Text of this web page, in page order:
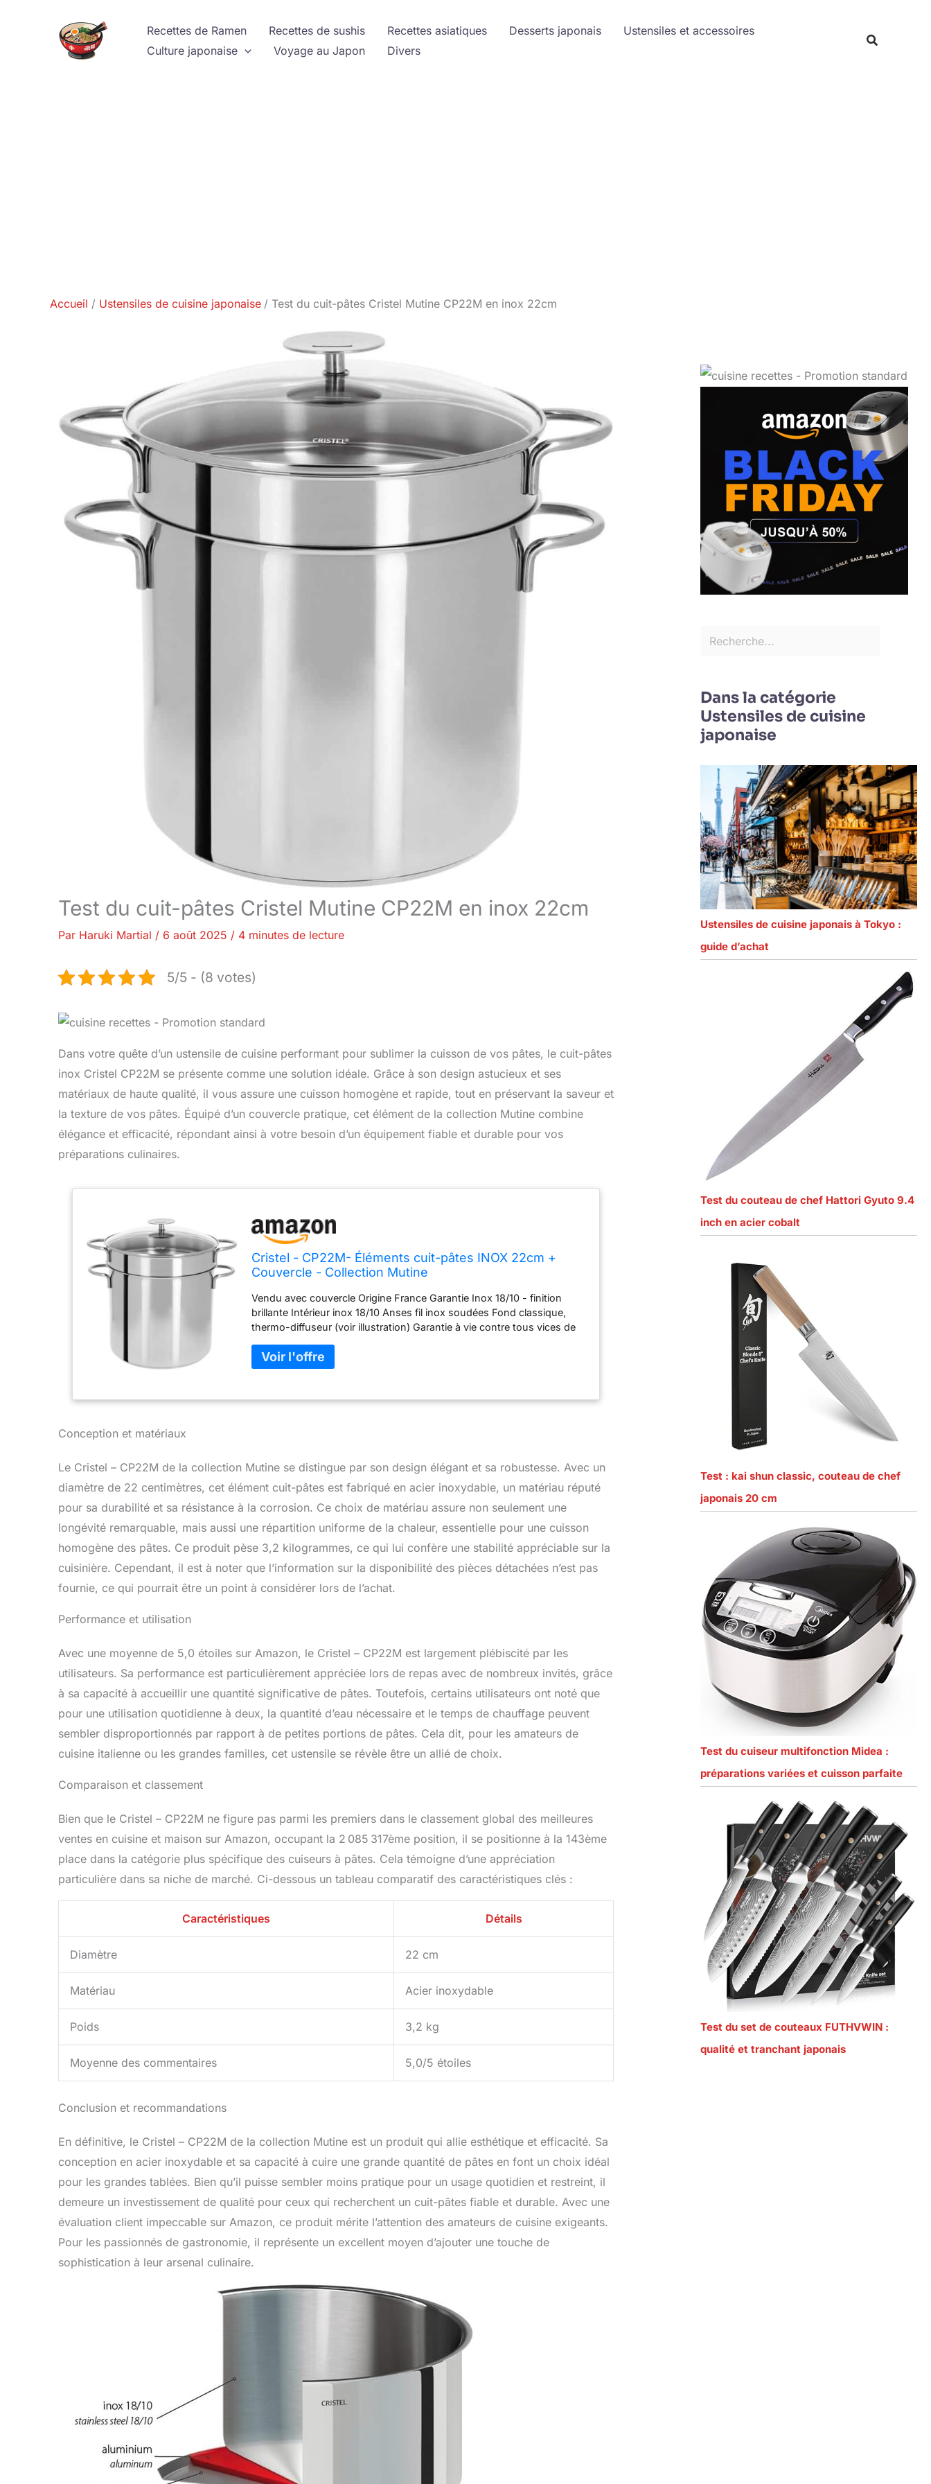
Recettes de Ramen Recettes de sushis Recettes asiatiques Desserts japonais
Ustensiles et accessoires
Culture japonaise
Voyage au Japon Divers
Accueil Ustensiles de cuisine japonaise Test du cuit-pâtes Cristel Mutine CP22M en inox 22cm
Test du cuit-pâtes Cristel Mutine CP22M en inox 22cm
Par Haruki Martial / 6 août 2025 / 4 minutes de lecture
5/5 - (8 votes)
Dans votre quête d’un ustensile de cuisine performant pour sublimer la cuisson de vos pâtes, le cuit-pâtes
inox Cristel CP22M se présente comme une solution idéale. Grâce à son design astucieux et ses
matériaux de haute qualité, il vous assure une cuisson homogène et rapide, tout en préservant la saveur et
la texture de vos pâtes. Équipé d’un couvercle pratique, cet élément de la collection Mutine combine
élégance et efficacité, répondant ainsi à votre besoin d’un équipement fiable et durable pour vos
préparations culinaires.
Cristel - CP22M- Éléments cuit-pâtes INOX 22cm +
Couvercle - Collection Mutine
Vendu avec couvercle Origine France Garantie Inox 18/10 - finition
brillante Intérieur inox 18/10 Anses fil inox soudées Fond classique,
thermo-diffuseur (voir illustration) Garantie à vie contre tous vices de
Conception et matériaux
Le Cristel – CP22M de la collection Mutine se distingue par son design élégant et sa robustesse. Avec un
diamètre de 22 centimètres, cet élément cuit-pâtes est fabriqué en acier inoxydable, un matériau réputé
pour sa durabilité et sa résistance à la corrosion. Ce choix de matériau assure non seulement une
longévité remarquable, mais aussi une répartition uniforme de la chaleur, essentielle pour une cuisson
homogène des pâtes. Ce produit pèse 3,2 kilogrammes, ce qui lui confère une stabilité appréciable sur la
cuisinière. Cependant, il est à noter que l’information sur la disponibilité des pièces détachées n’est pas
fournie, ce qui pourrait être un point à considérer lors de l’achat.
Performance et utilisation
Avec une moyenne de 5,0 étoiles sur Amazon, le Cristel – CP22M est largement plébiscité par les
utilisateurs. Sa performance est particulièrement appréciée lors de repas avec de nombreux invités, grâce
à sa capacité à accueillir une quantité significative de pâtes. Toutefois, certains utilisateurs ont noté que
pour une utilisation quotidienne à deux, la quantité d’eau nécessaire et le temps de chauffage peuvent
sembler disproportionnés par rapport à de petites portions de pâtes. Cela dit, pour les amateurs de
cuisine italienne ou les grandes familles, cet ustensile se révèle être un allié de choix.
Comparaison et classement
Bien que le Cristel – CP22M ne figure pas parmi les premiers dans le classement global des meilleures
ventes en cuisine et maison sur Amazon, occupant la 2 085 317ème position, il se positionne à la 143ème
place dans la catégorie plus spécifique des cuiseurs à pâtes. Cela témoigne d’une appréciation
particulière dans sa niche de marché. Ci-dessous un tableau comparatif des caractéristiques clés :
Caractéristiques Détails
Diamètre 22 cm
Matériau Acier inoxydable
Poids 3,2 kg
Moyenne des commentaires 5,0/5 étoiles
Conclusion et recommandations
En définitive, le Cristel – CP22M de la collection Mutine est un produit qui allie esthétique et efficacité. Sa
conception en acier inoxydable et sa capacité à cuire une grande quantité de pâtes en font un choix idéal
pour les grandes tablées. Bien qu’il puisse sembler moins pratique pour un usage quotidien et restreint, il
demeure un investissement de qualité pour ceux qui recherchent un cuit-pâtes fiable et durable. Avec une
évaluation client impeccable sur Amazon, ce produit mérite l’attention des amateurs de cuisine exigeants.
Pour les passionnés de gastronomie, il représente un excellent moyen d’ajouter une touche de
sophistication à leur arsenal culinaire.
Dans la catégorie
Ustensiles de cuisine
japonaise
Ustensiles de cuisine japonais à Tokyo :
guide d’achat
Test du couteau de chef Hattori Gyuto 9.4
inch en acier cobalt
Test : kai shun classic, couteau de chef
japonais 20 cm
Test du cuiseur multifonction Midea :
préparations variées et cuisson parfaite
Test du set de couteaux FUTHVWIN :
qualité et tranchant japonais